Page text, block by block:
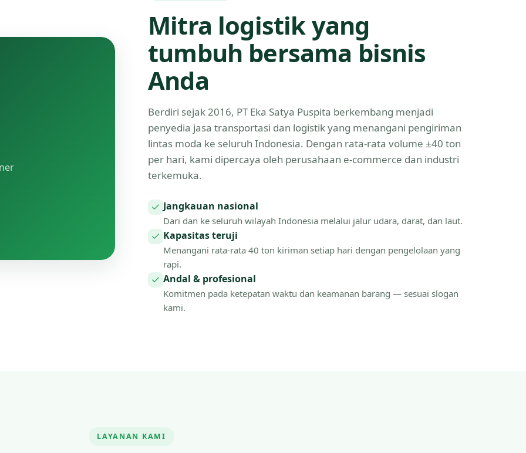
Mitra logistik yang
tumbuh bersama bisnis
Anda
Berdiri sejak 2016, PT Eka Satya Puspita berkembang menjadi
penyedia jasa transportasi dan logistik yang menangani pengiriman
lintas moda ke seluruh Indonesia. Dengan rata-rata volume ±40 ton
per hari, kami dipercaya oleh perusahaan e-commerce dan industri
terkemuka.
Jangkauan nasional
Dari dan ke seluruh wilayah Indonesia melalui jalur udara, darat, dan laut.
Kapasitas teruji
Menangani rata-rata 40 ton kiriman setiap hari dengan pengelolaan yang
rapi.
Andal & profesional
Komitmen pada ketepatan waktu dan keamanan barang — sesuai slogan
kami.
LAYANAN KAMI